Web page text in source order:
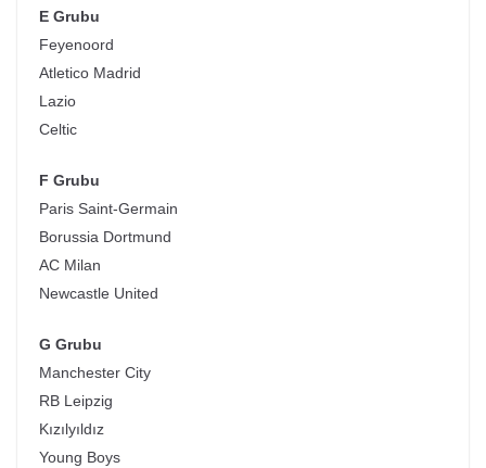
E Grubu
Feyenoord
Atletico Madrid
Lazio
Celtic
F Grubu
Paris Saint-Germain
Borussia Dortmund
AC Milan
Newcastle United
G Grubu
Manchester City
RB Leipzig
Kızılyıldız
Young Boys